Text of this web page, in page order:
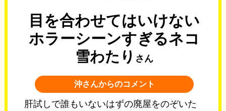
目を合わせてはいけない
ホラーシーンすぎるネコ
雪わたり さん
沖さんからのコメント
肝試しで誰もいないはずの廃屋をのぞいた